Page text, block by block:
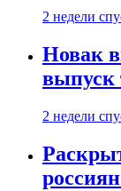
2 недели
Новак
выпуск
2 недели